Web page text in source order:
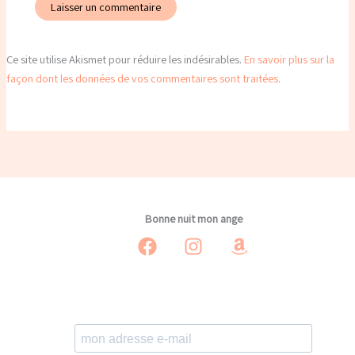
Ce site utilise Akismet pour réduire les indésirables. En savoir plus sur la
façon dont les données de vos commentaires sont traitées.
Bonne nuit mon ange